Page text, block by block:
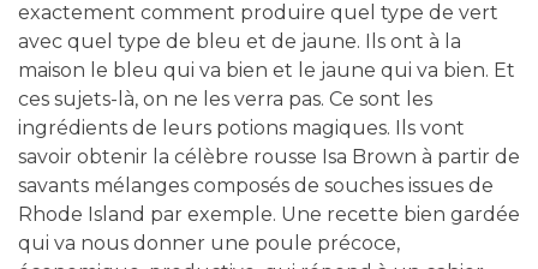
exactement comment produire quel type de vert
avec quel type de bleu et de jaune. Ils ont à la
maison le bleu qui va bien et le jaune qui va bien. Et
ces sujets-là, on ne les verra pas. Ce sont les
ingrédients de leurs potions magiques. Ils vont
savoir obtenir la célèbre rousse Isa Brown à partir de
savants mélanges composés de souches issues de
Rhode Island par exemple. Une recette bien gardée
qui va nous donner une poule précoce,